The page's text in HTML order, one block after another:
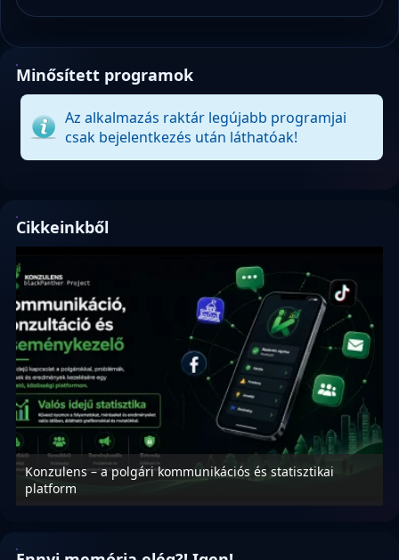
Minősített programok
Az alkalmazás raktár legújabb programjai
csak bejelentkezés után láthatóak!
Cikkeinkből
Konzulens – a polgári kommunikációs és statisztikai
platform